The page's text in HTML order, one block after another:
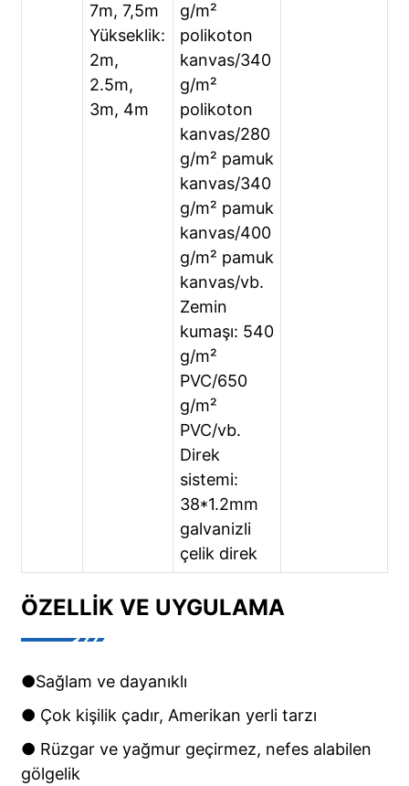
7m, 7,5m
Yükseklik:
2m,
2.5m,
3m, 4m
g/m²
polikoton
kanvas/340
g/m²
polikoton
kanvas/280
g/m² pamuk
kanvas/340
g/m² pamuk
kanvas/400
g/m² pamuk
kanvas/vb.
Zemin
kumaşı: 540
g/m²
PVC/650
g/m²
PVC/vb.
Direk
sistemi:
38*1.2mm
galvanizli
çelik direk
ÖZELLIK VE UYGULAMA
●Sağlam ve dayanıklı
● Çok kişilik çadır, Amerikan yerli tarzı
● Rüzgar ve yağmur geçirmez, nefes alabilen
gölgelik